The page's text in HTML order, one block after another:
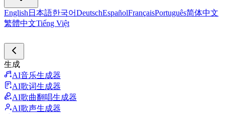
English 日本語한국어DeutschEspañolFrançaisPortuguês简体中文
繁體中文Tiếng Việt
生成
AI音乐生成器
AI歌词生成器
AI歌曲翻唱生成器
AI歌声生成器